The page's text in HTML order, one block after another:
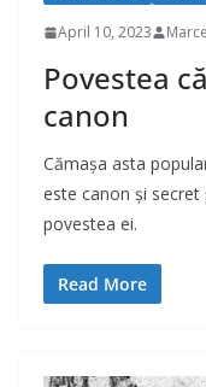
April 10, 2023
Povestea
canon
Cămașa asta
este canon și secret
povestea ei.
Read More